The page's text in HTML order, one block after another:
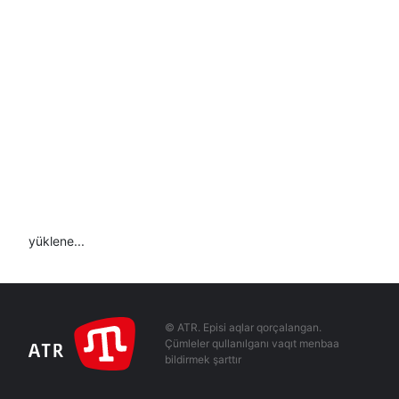
yüklene...
© ATR. Episi aqlar qorçalangan.
Çümleler qullanılganı vaqıt menbaa
bildirmek şarttır